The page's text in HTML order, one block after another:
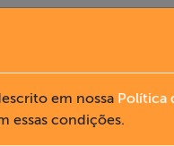
em nossa Política
essas condições.